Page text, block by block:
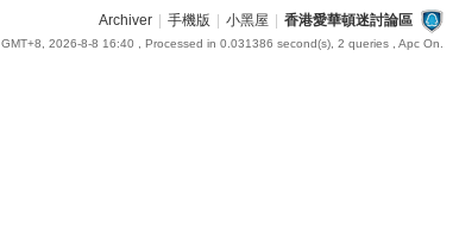
Archiver 手機版 小黑屋 香港愛華頓迷討論區
GMT+8, 2026-8-8 16:40 , Processed in 0.031386 second(s), 2 queries , Apc On.